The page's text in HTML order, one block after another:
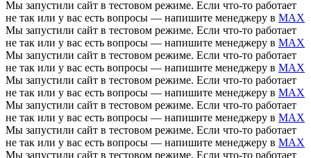
Мы запустили сайт в тестовом режиме. Если что-то работает
не так или у вас есть вопросы — напишите менеджеру в MAX
Мы запустили сайт в тестовом режиме. Если что-то работает
не так или у вас есть вопросы — напишите менеджеру в MAX
Мы запустили сайт в тестовом режиме. Если что-то работает
не так или у вас есть вопросы — напишите менеджеру в MAX
Мы запустили сайт в тестовом режиме. Если что-то работает
не так или у вас есть вопросы — напишите менеджеру в MAX
Мы запустили сайт в тестовом режиме. Если что-то работает
не так или у вас есть вопросы — напишите менеджеру в MAX
Мы запустили сайт в тестовом режиме. Если что-то работает
не так или у вас есть вопросы — напишите менеджеру в MAX
Мы запустили сайт в тестовом режиме. Если что-то работает